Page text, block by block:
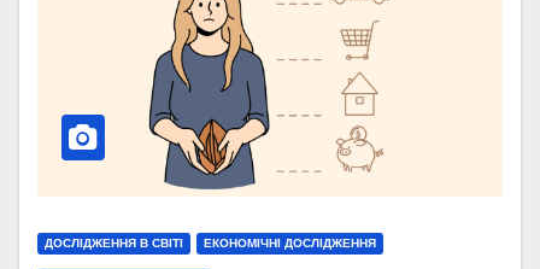
ДОСЛІДЖЕННЯ В СВІТІ ЕКОНОМІЧНІ ДОСЛІДЖЕННЯ